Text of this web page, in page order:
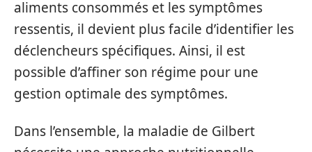
aliments consommés et les symptômes
ressentis, il devient plus facile d’identifier les
déclencheurs spécifiques. Ainsi, il est
possible d’affiner son régime pour une
gestion optimale des symptômes.
Dans l’ensemble, la maladie de Gilbert